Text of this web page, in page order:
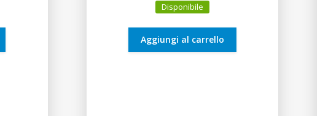
originale
16,00€. 15,20€.
Disponibile
Aggiungi al carrello